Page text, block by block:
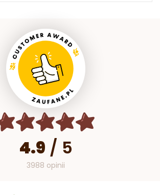
4.9 / 5
3988 opinii